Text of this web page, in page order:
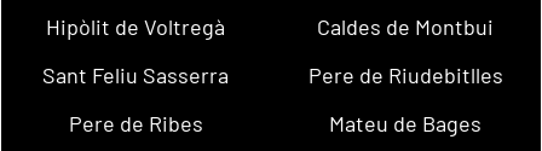
Hipòlit de Voltregà
Caldes de Montbui
Sant Feliu Sasserra
Pere de Riudebitlles
Pere de Ribes
Mateu de Bages